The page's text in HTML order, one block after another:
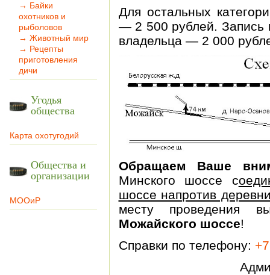
→ Байки
охотников и
рыболовов
→ Животный мир
→ Рецепты
приготовления
дичи
Угодья
общества
Карта охотугодий
Общества и
организации
МООиР
Для остальных
— 2 500 рублей. Запись
владельца — 2 000
Обращаем Ваше
Минского шоссе с
шоссе напротив
месту проведения
Можайского шоссе!
Справки по телефону: